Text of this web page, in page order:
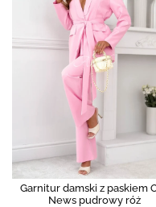
Garnitur damski z paskiem
News pudrowy róż